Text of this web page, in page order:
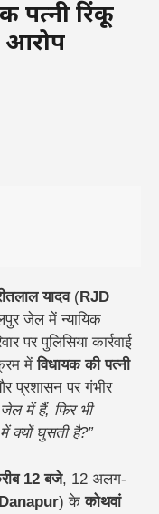
पत्नी रिंकू
आरोप
यादव(RJD
जेल में न्यायिक
पर पुलिसिया कार्रवाई
मेंविधायक की पत्नी
पर गंभीर
में हैं, फिर भी
क्यों घुसती है?”
12 बजे, 12 अलग-
Danapur) केकोथवां